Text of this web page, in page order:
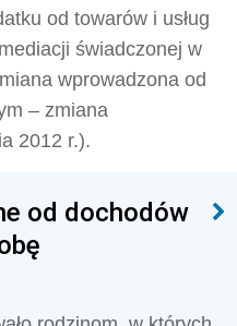
od towarów i usług
świadczonej w
wprowadzona od
– zmiana
2012 r.).
od dochodów